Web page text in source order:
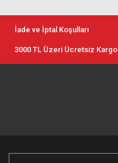
İade ve İptal Koşulları
3000 TL Üzeri Ücretsiz Kargo